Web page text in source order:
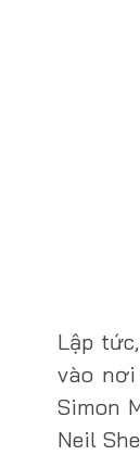
Lập
vào
Simon
Neil